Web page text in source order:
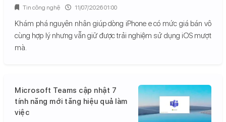
Khám phá nguyên nhân giúp dòng iPhone e có mức giá bán vô
cùng hợp lý nhưng vẫn giữ được trải nghiệm sử dụng iOS mượt
mà.
Tin công nghệ 11/07/2026 01:00
Microsoft Teams cập nhật 7
tính năng mới tăng hiệu quả làm
việc